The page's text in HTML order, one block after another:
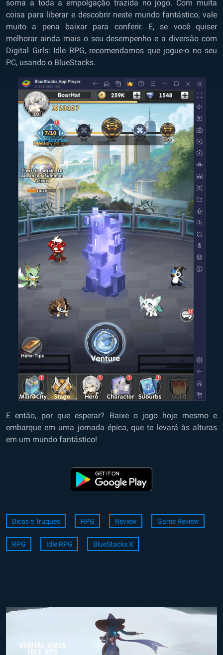
soma a toda a empolgação trazida no jogo. Com muita
coisa para liberar e descobrir neste mundo fantástico, vale
muito a pena baixar para conferir. E, se você quiser
melhorar ainda mais o seu desempenho e a diversão com
Digital Girls: Idle RPG, recomendamos que jogue-o no seu
PC, usando o BlueStacks.
E então, por que esperar? Baixe o jogo hoje mesmo e
embarque em uma jornada épica, que te levará às alturas
em um mundo fantástico!
Dicas e Truques RPG Review Game Review
RPG Idle RPG BlueStacks X